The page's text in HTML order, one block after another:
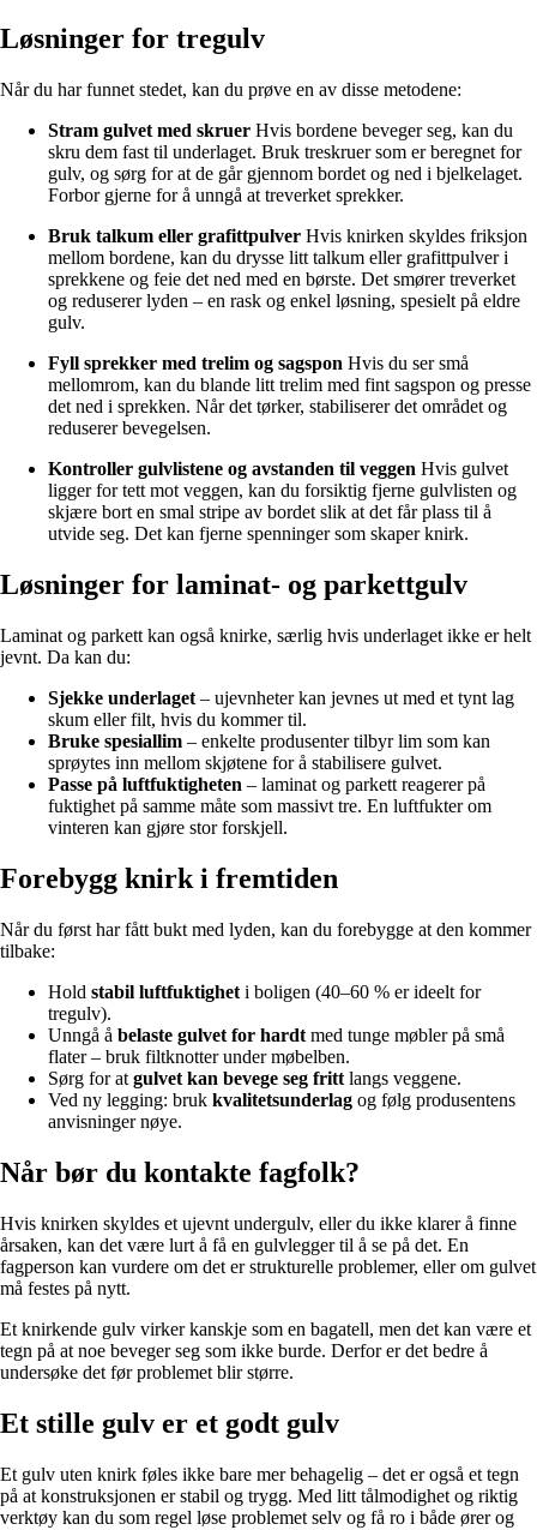
Løsninger for tregulv
Når du har funnet stedet, kan du prøve en av disse metodene:
Stram gulvet med skruer Hvis bordene beveger seg, kan du
skru dem fast til underlaget. Bruk treskruer som er beregnet for
gulv, og sørg for at de går gjennom bordet og ned i bjelkelaget.
Forbor gjerne for å unngå at treverket sprekker.
Bruk talkum eller grafittpulver Hvis knirken skyldes friksjon
mellom bordene, kan du drysse litt talkum eller grafittpulver i
sprekkene og feie det ned med en børste. Det smører treverket
og reduserer lyden – en rask og enkel løsning, spesielt på eldre
gulv.
Fyll sprekker med trelim og sagspon Hvis du ser små
mellomrom, kan du blande litt trelim med fint sagspon og presse
det ned i sprekken. Når det tørker, stabiliserer det området og
reduserer bevegelsen.
Kontroller gulvlistene og avstanden til veggen Hvis gulvet
ligger for tett mot veggen, kan du forsiktig fjerne gulvlisten og
skjære bort en smal stripe av bordet slik at det får plass til å
utvide seg. Det kan fjerne spenninger som skaper knirk.
Løsninger for laminat- og parkettgulv
Laminat og parkett kan også knirke, særlig hvis underlaget ikke er helt
jevnt. Da kan du:
Sjekke underlaget – ujevnheter kan jevnes ut med et tynt lag
skum eller filt, hvis du kommer til.
Bruke spesiallim – enkelte produsenter tilbyr lim som kan
sprøytes inn mellom skjøtene for å stabilisere gulvet.
Passe på luftfuktigheten – laminat og parkett reagerer på
fuktighet på samme måte som massivt tre. En luftfukter om
vinteren kan gjøre stor forskjell.
Forebygg knirk i fremtiden
Når du først har fått bukt med lyden, kan du forebygge at den kommer
tilbake:
Hold stabil luftfuktighet i boligen (40–60 % er ideelt for
tregulv).
Unngå å belaste gulvet for hardt med tunge møbler på små
flater – bruk filtknotter under møbelben.
Sørg for at gulvet kan bevege seg fritt langs veggene.
Ved ny legging: bruk kvalitetsunderlag og følg produsentens
anvisninger nøye.
Når bør du kontakte fagfolk?
Hvis knirken skyldes et ujevnt undergulv, eller du ikke klarer å finne
årsaken, kan det være lurt å få en gulvlegger til å se på det. En
fagperson kan vurdere om det er strukturelle problemer, eller om gulvet
må festes på nytt.
Et knirkende gulv virker kanskje som en bagatell, men det kan være et
tegn på at noe beveger seg som ikke burde. Derfor er det bedre å
undersøke det før problemet blir større.
Et stille gulv er et godt gulv
Et gulv uten knirk føles ikke bare mer behagelig – det er også et tegn
på at konstruksjonen er stabil og trygg. Med litt tålmodighet og riktig
verktøy kan du som regel løse problemet selv og få ro i både ører og